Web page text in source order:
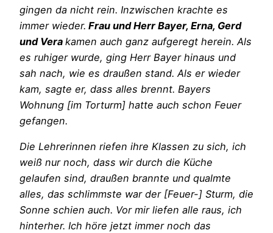
gingen da nicht rein. Inzwischen krachte es
immer wieder. Frau und Herr Bayer, Erna, Gerd
und Vera kamen auch ganz aufgeregt herein. Als
es ruhiger wurde, ging Herr Bayer hinaus und
sah nach, wie es draußen stand. Als er wieder
kam, sagte er, dass alles brennt. Bayers
Wohnung [im Torturm] hatte auch schon Feuer
gefangen.
Die Lehrerinnen riefen ihre Klassen zu sich, ich
weiß nur noch, dass wir durch die Küche
gelaufen sind, draußen brannte und qualmte
alles, das schlimmste war der [Feuer-] Sturm, die
Sonne schien auch. Vor mir liefen alle raus, ich
hinterher. Ich höre jetzt immer noch das